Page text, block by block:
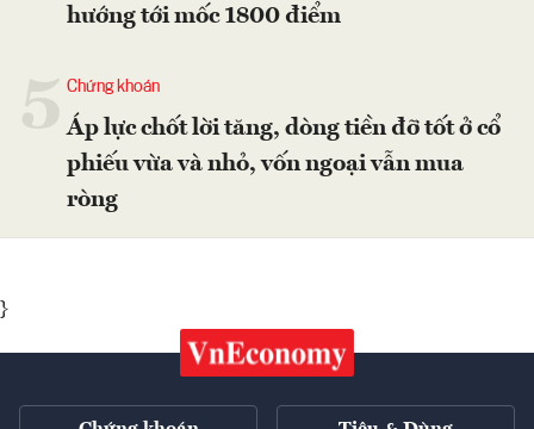
hướng tới mốc 1800 điểm
Chứng khoán
Áp lực chốt lời tăng, dòng tiền đỡ tốt ở cổ
phiếu vừa và nhỏ, vốn ngoại vẫn mua
ròng
}